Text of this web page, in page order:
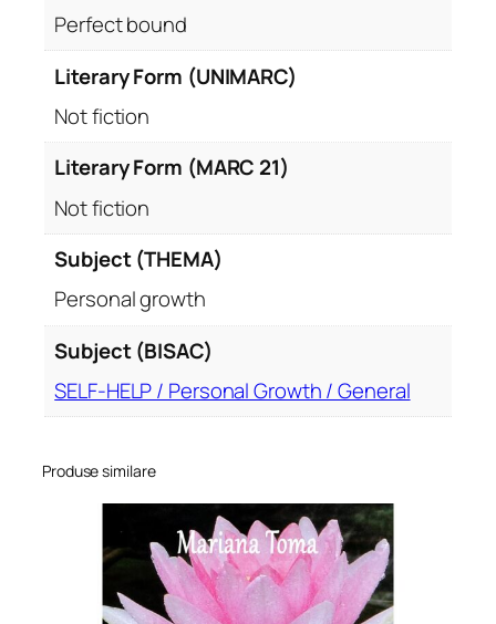
Perfect bound
Literary Form (UNIMARC)
Not fiction
Literary Form (MARC 21)
Not fiction
Subject (THEMA)
Personal growth
Subject (BISAC)
SELF-HELP / Personal Growth / General
Produse similare